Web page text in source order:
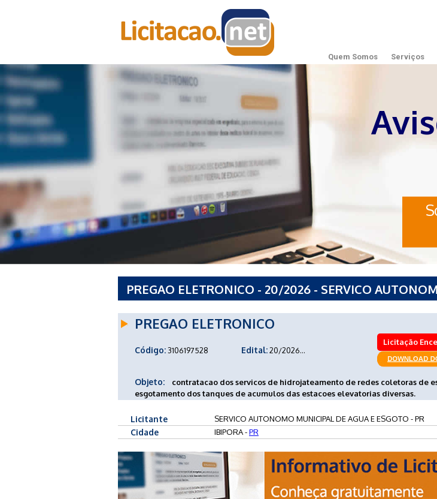
Quem Somos Serviços
PREGAO ELETRONICO - 20/2026 - SERVICO
PREGAO ELETRONICO
Código:3106197528 Edital:20/2026...
Licitação
Objeto:
contratacao dos servicos de hidrojateamento de redes coletoras de
esgotamento dos tanques de acumulos das estacoes elevatorias diversas.
Licitante SERVICO AUTONOMO MUNICIPAL DE AGUA E ESGOTO - PR
Cidade IBIPORA -PR